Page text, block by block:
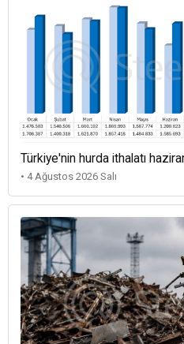
Türkiye'nin hurda ithalatı
• 4 Ağustos 2026 Salı